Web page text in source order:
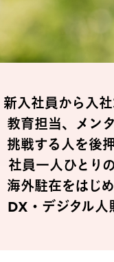
新入社員から入
教育担当、メン
挑戦する人を後
社員一人ひとり
海外駐在をはじ
DX・デジタル人